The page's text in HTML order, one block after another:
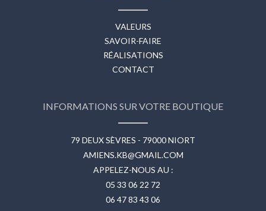
VALEURS
SAVOIR-FAIRE
RÉALISATIONS
CONTACT
INFORMATIONS SUR VOTRE BOUTIQUE
79 DEUX SÈVRES - 79000 NIORT
AMIENS.KB@GMAIL.COM
APPELEZ-NOUS AU :
05 33 06 22 72
06 47 83 43 06